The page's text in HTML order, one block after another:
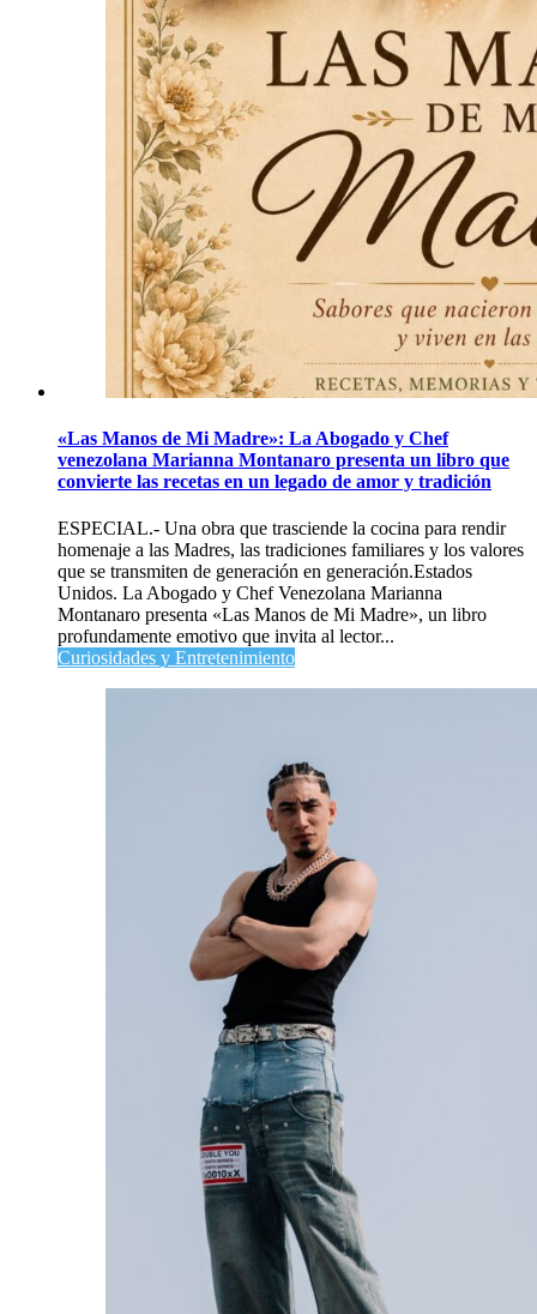
«Las Manos de Mi Madre»: La Abogado y Chef
venezolana Marianna Montanaro presenta un libro que
convierte las recetas en un legado de amor y tradición
ESPECIAL.- Una obra que trasciende la cocina para rendir
homenaje a las Madres, las tradiciones familiares y los valores
que se transmiten de generación en generación.Estados
Unidos. La Abogado y Chef Venezolana Marianna
Montanaro presenta «Las Manos de Mi Madre», un libro
profundamente emotivo que invita al lector...
Curiosidades y Entretenimiento